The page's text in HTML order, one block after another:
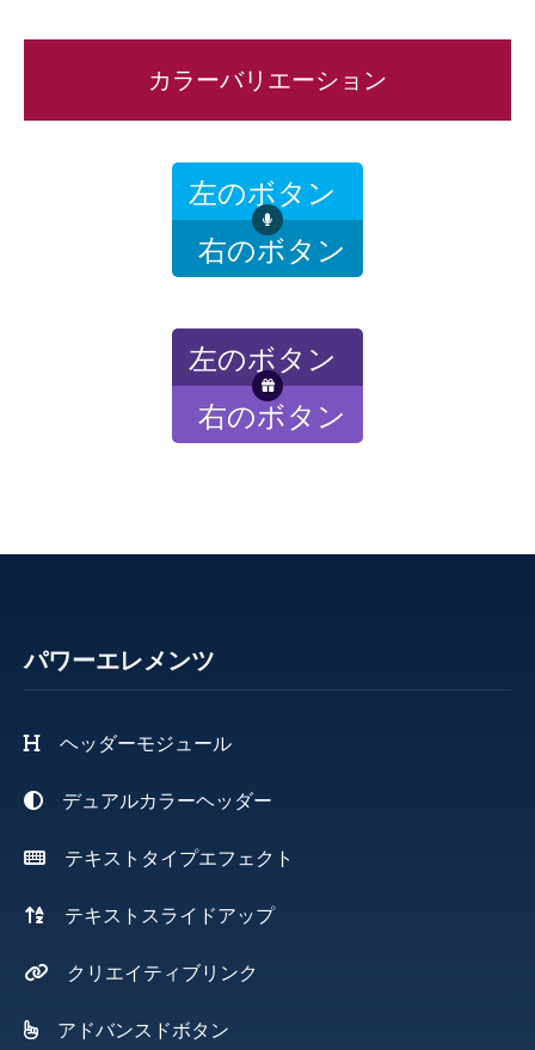
カラーバリエーション
左のボタン
右のボタン
左のボタン
右のボタン
パワーエレメンツ
ヘッダーモジュール
デュアルカラーヘッダー
テキストタイプエフェクト
テキストスライドアップ
クリエイティブリンク
アドバンスドボタン